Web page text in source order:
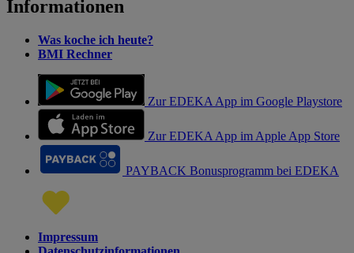
Informationen
Was koche ich heute?
BMI Rechner
Zur EDEKA App im Google Playstore
Zur EDEKA App im Apple App Store
PAYBACK Bonusprogramm bei EDEKA
Impressum